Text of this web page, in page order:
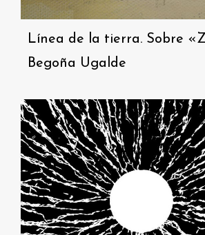
Línea de la tierra. Sobre
Begoña Ugalde